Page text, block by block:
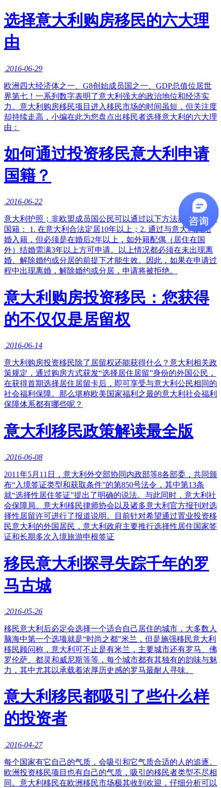
选择意大利购房移民的六大理
由
2016-06-29
欧洲四大经济体之一、G8创始成员国之一、GDP总值位居世
界第七！一系列数字表明了意大利强大的政治地位和经济实
力。意大利购房移民项目进入移民市场的时间虽短，但关注度
却持续走高，小编在此为您盘点出移民者选择意大利的六大理
由：
如何通过投资移民意大利申请
国籍？
2016-06-22
意大利护照；非欧盟成员国公民可以通过以下方法获得意大利
国籍： 1. 在意大利合法定居10年以上；2. 通过与意大利人结
婚入籍，但必须是在婚后2年以上，如外籍配偶（居住在国
外）结婚需满3年以上方可申请。以上情况都必须在未出现离
婚、解除婚约或分居的前提下才能生效。因此，如果在申请过
程中出现离婚，解除婚约或分居，申请将被拒绝。
意大利购房投资移民：您获得
的不仅仅是居留权
2016-06-14
意大利购房投资移民除了居留权还能获得什么？意大利相关政
策规定，通过购房方式获发“选择居住居留”身份的外国公民，
在获得首期选择居住居留卡后，即可享受与意大利公民相同的
社会福利保障。那么堪称欧美国家福利之最的意大利社会福利
保障体系都有哪些呢？
意大利移民政策解读最全版
2016-06-08
2011年5月11日，意大利外交部协同内政部等8各部委，共同颁
布“入境签证类型和获取条件”的第850号法令，其中第13条
就“选择性居住签证”提出了明确的说法。与此同时，意大利社
会保障局、意大利移民律师协会以及诸多意大利官方报刊对选
择性居留许可进行了报道说明。目前针对希望通过置业投资移
民意大利的外国居民，意大利政府主要推行选择性居住国家签
证和长期多次入境旅游申根签证
移民意大利探寻失踪千年的罗
马古城
2016-05-26
移民意大利后必定会选择一个适合自己居住的城市，大多数人
脑海中第一个选项就是“时尚之都”米兰，但是施强移民意大利
移民顾问称，意大利可不止是有米兰，主要城市还有罗马、佛
罗伦萨、都灵和威尼斯等等，每个城市都有其独有的韵味与魅
力，其中尤其以承载着浓厚历史感的罗马最耐人寻味。
意大利移民都吸引了些什么样
的投资者
2016-04-27
每个国家有它自己的气质，会吸引和它气质合适的人的追逐。
欧洲投资移民项目也有自己的气质，吸引的移民者类型不尽相
同。意大利移民在欧洲移民市场极其收到欢迎，仔细分析可以